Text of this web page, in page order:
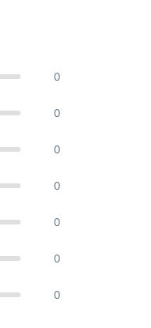
0
0
0
0
0
0
0